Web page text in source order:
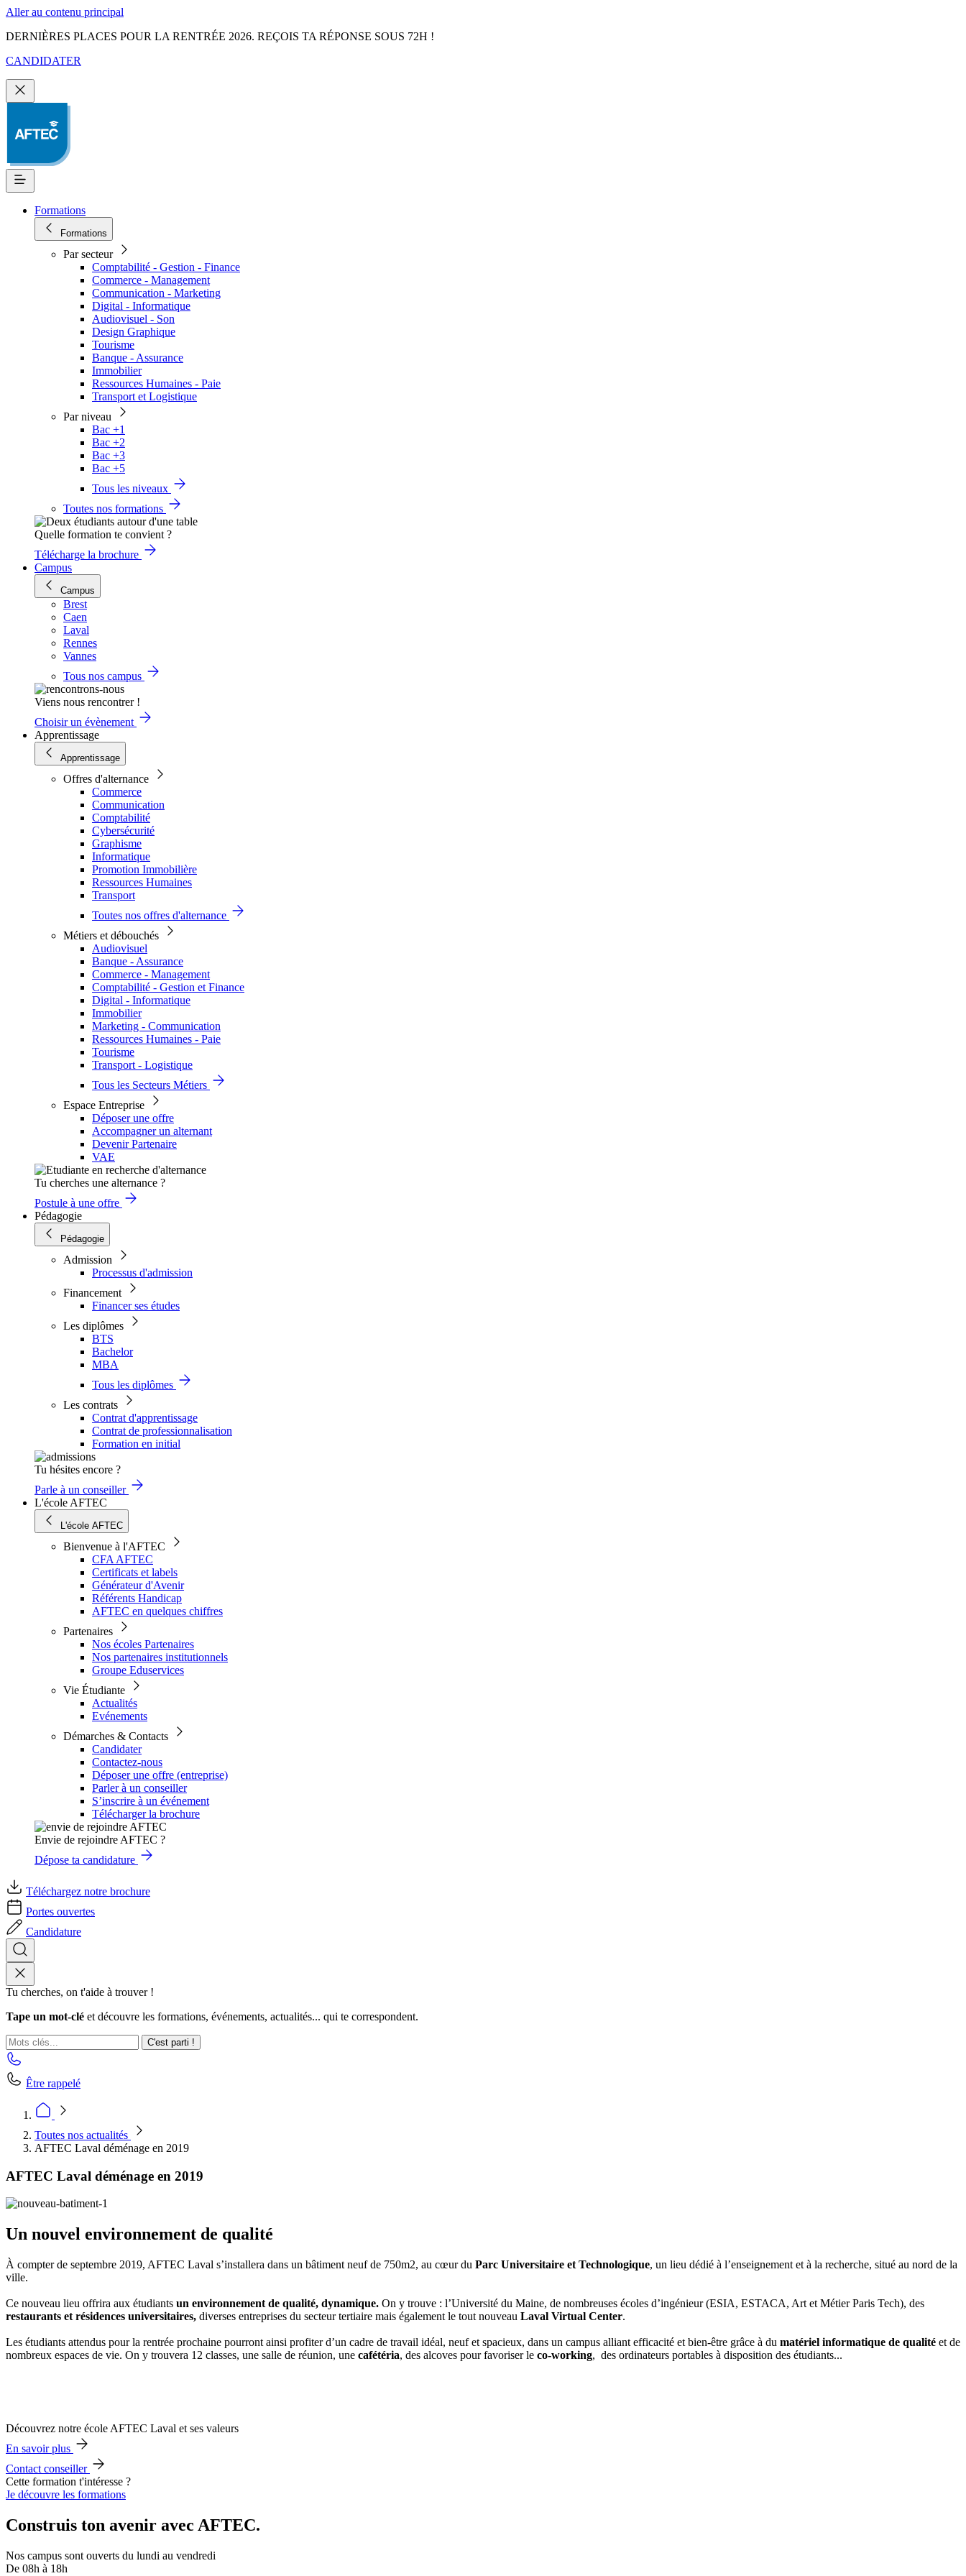
Aller au contenu principal
DERNIÈRES PLACES POUR LA RENTRÉE 2026. REÇOIS TA RÉPONSE SOUS 72H !
CANDIDATER
Formations
Formations
Par secteur
Comptabilité - Gestion - Finance
Commerce - Management
Communication - Marketing
Digital - Informatique
Audiovisuel - Son
Design Graphique
Tourisme
Banque - Assurance
Immobilier
Ressources Humaines - Paie
Transport et Logistique
Par niveau
Bac +1
Bac +2
Bac +3
Bac +5
Tous les niveaux
Toutes nos formations
Quelle formation te convient ?
Télécharge la brochure
Campus
Campus
Brest
Caen
Laval
Rennes
Vannes
Tous nos campus
Viens nous rencontrer !
Choisir un évènement
Apprentissage
Apprentissage
Offres d'alternance
Commerce
Communication
Comptabilité
Cybersécurité
Graphisme
Informatique
Promotion Immobilière
Ressources Humaines
Transport
Toutes nos offres d'alternance
Métiers et débouchés
Audiovisuel
Banque - Assurance
Commerce - Management
Comptabilité - Gestion et Finance
Digital - Informatique
Immobilier
Marketing - Communication
Ressources Humaines - Paie
Tourisme
Transport - Logistique
Tous les Secteurs Métiers
Espace Entreprise
Déposer une offre
Accompagner un alternant
Devenir Partenaire
VAE
Tu cherches une alternance ?
Postule à une offre
Pédagogie
Pédagogie
Admission
Processus d'admission
Financement
Financer ses études
Les diplômes
BTS
Bachelor
MBA
Tous les diplômes
Les contrats
Contrat d'apprentissage
Contrat de professionnalisation
Formation en initial
Tu hésites encore ?
Parle à un conseiller
L'école AFTEC
L'école AFTEC
Bienvenue à l'AFTEC
CFA AFTEC
Certificats et labels
Générateur d'Avenir
Référents Handicap
AFTEC en quelques chiffres
Partenaires
Nos écoles Partenaires
Nos partenaires institutionnels
Groupe Eduservices
Vie Étudiante
Actualités
Evénements
Démarches & Contacts
Candidater
Contactez-nous
Déposer une offre (entreprise)
Parler à un conseiller
S’inscrire à un événement
Télécharger la brochure
Envie de rejoindre AFTEC ?
Dépose ta candidature
Téléchargez notre brochure
Portes ouvertes
Candidature
Tu cherches, on t'aide à trouver !
Tape un mot-clé et découvre les formations, événements, actualités... qui te correspondent.
C'est parti !
Être rappelé
Toutes nos actualités
AFTEC Laval déménage en 2019
AFTEC Laval déménage en 2019
Un nouvel environnement de qualité
À compter de septembre 2019, AFTEC Laval s’installera dans un bâtiment neuf de 750m2, au cœur du Parc Universitaire et Technologique, un lieu dédié à l’enseignement et à la recherche, situé au nord de la
ville.
Ce nouveau lieu offrira aux étudiants un environnement de qualité, dynamique. On y trouve : l’Université du Maine, de nombreuses écoles d’ingénieur (ESIA, ESTACA, Art et Métier Paris Tech), des
restaurants et résidences universitaires, diverses entreprises du secteur tertiaire mais également le tout nouveau Laval Virtual Center.
Les étudiants attendus pour la rentrée prochaine pourront ainsi profiter d’un cadre de travail idéal, neuf et spacieux, dans un campus alliant efficacité et bien-être grâce à du matériel informatique de qualité et de
nombreux espaces de vie. On y trouvera 12 classes, une salle de réunion, une cafétéria, des alcoves pour favoriser le co-working, des ordinateurs portables à disposition des étudiants...
Découvrez notre école AFTEC Laval et ses valeurs
En savoir plus
Contact conseiller
Cette formation t'intéresse ?
Je découvre les formations
Construis ton avenir avec AFTEC.
Nos campus sont ouverts du lundi au vendredi
De 08h à 18h